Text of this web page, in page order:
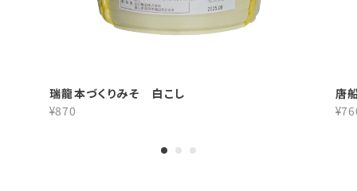
瑞龍本づくりみそ 白こし
¥870
唐